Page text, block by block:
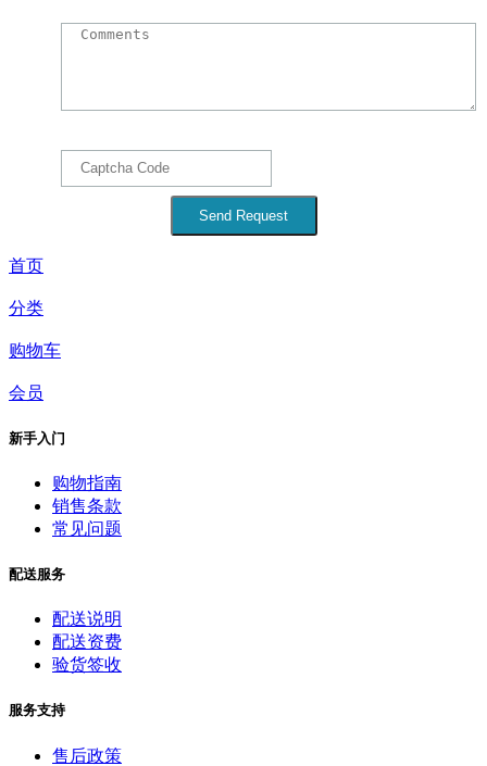
首页
分类
购物车
会员
新手入门
购物指南
销售条款
常见问题
配送服务
配送说明
配送资费
验货签收
服务支持
售后政策